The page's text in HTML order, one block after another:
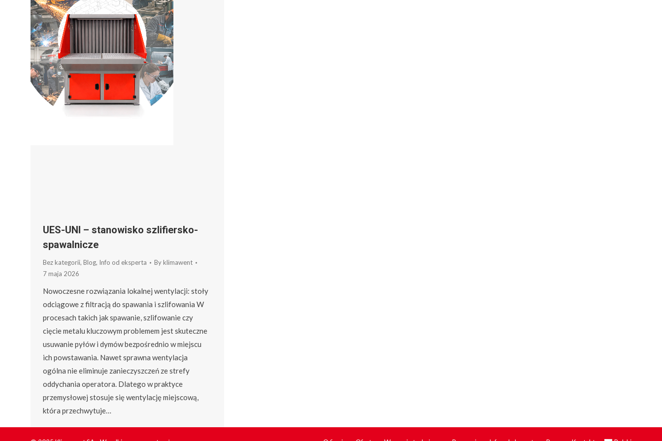
UES-UNI – stanowisko szlifiersko-
spawalnicze
Bez kategorii, Blog, Info od eksperta Byklimawent
7 maja 2026
Nowoczesne rozwiązania lokalnej wentylacji: stoły
odciągowe z filtracją do spawania i szlifowania W
procesach takich jak spawanie, szlifowanie czy
cięcie metalu kluczowym problemem jest skuteczne
usuwanie pyłów i dymów bezpośrednio w miejscu
ich powstawania. Nawet sprawna wentylacja
ogólna nie eliminuje zanieczyszczeń ze strefy
oddychania operatora. Dlatego w praktyce
przemysłowej stosuje się wentylację miejscową,
która przechwytuje…